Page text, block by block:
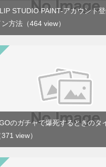
STUDIO PAINT-アカウント
ン方法 （464 view）
のガチャで爆死するときのタ
371 view）